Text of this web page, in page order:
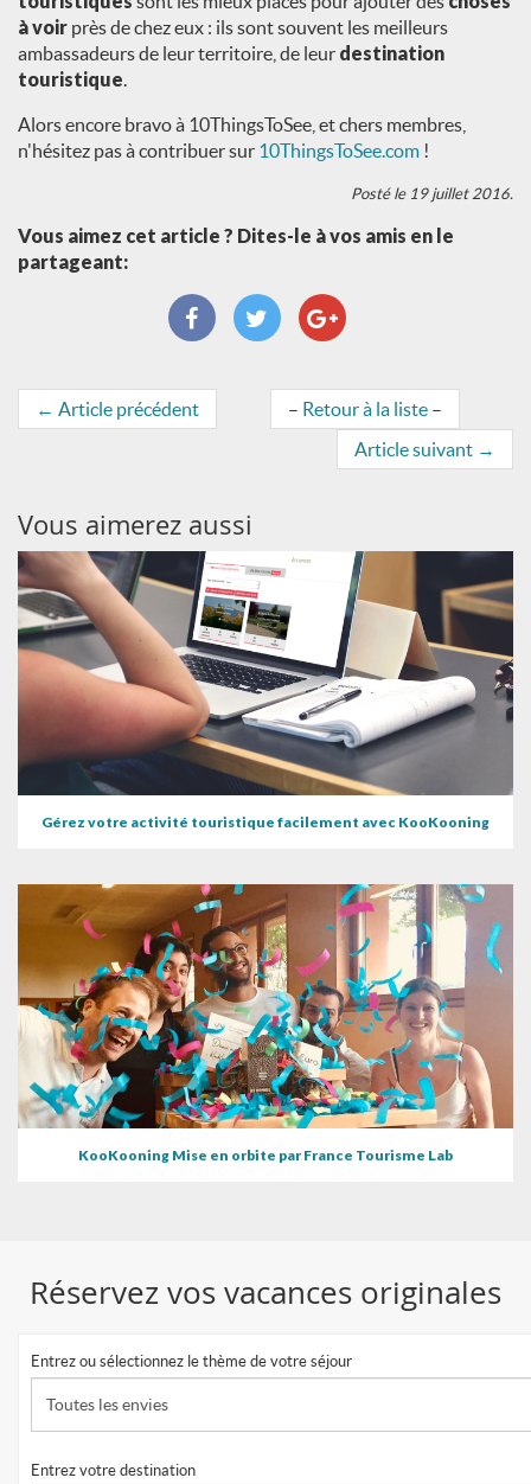
à voir près de chez eux : ils sont souvent les meilleurs
ambassadeurs de leur territoire, de leur destination
touristique.
Alors encore bravo à 10ThingsToSee, et chers membres,
n'hésitez pas à contribuer sur 10ThingsToSee.com !
Posté le 19 juillet 2016.
Vous aimez cet article ? Dites-le à vos amis en le
partageant:
← Article précédent – Retour à la liste –
Article suivant →
Vous aimerez aussi
Gérez votre activité touristique facilement avec KooKooning
KooKooning Mise en orbite par France Tourisme Lab
Réservez vos vacances originales
Entrez ou sélectionnez le thème de votre séjour
Toutes les envies
Entrez votre destination